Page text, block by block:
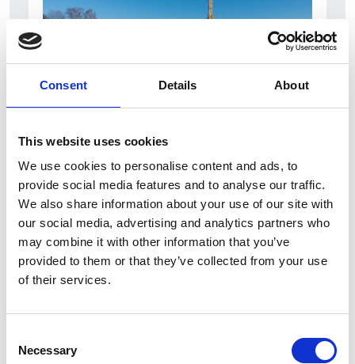
Consent Details About
This website uses cookies
We use cookies to personalise content and ads, to
provide social media features and to analyse our traffic.
We also share information about your use of our site with
our social media, advertising and analytics partners who
may combine it with other information that you’ve
provided to them or that they’ve collected from your use
of their services.
Selection
Necessary
Nel primo semestre è aumentata fortemente la
costruzione di nuove abitazioni
Repubblica Ceca